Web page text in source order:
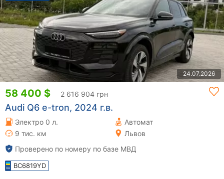
24.07.2026
58 400 $ 2 616 904 грн
Audi Q6 e-tron, 2024 г.в.
Электро 0 л.
Автомат
9 тис. км
Львов
Проверено по номеру по базе МВД
BC6819YD